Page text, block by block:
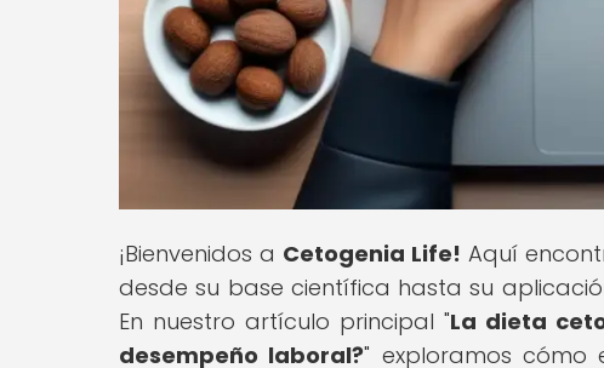
¡Bienvenidos a Cetogenia Life! Aquí
desde su base científica hasta su
En nuestro artículo principal "La dieta
desempeño laboral?" exploramos cómo